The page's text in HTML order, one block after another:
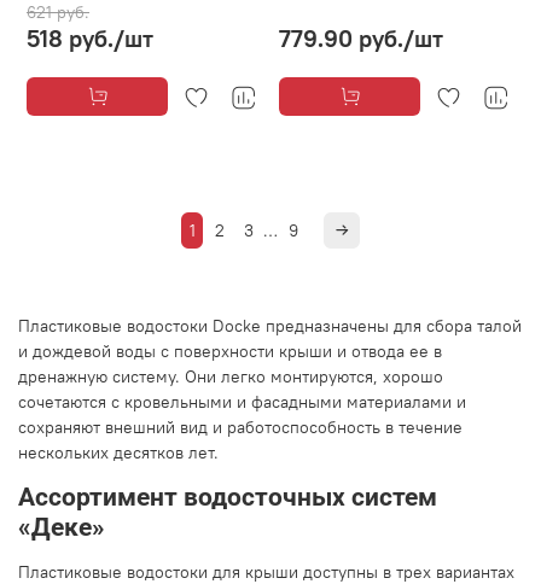
621 руб.
518 руб./шт 779.90 руб./шт
1 2 3 … 9
Пластиковые водостоки Docke предназначены для сбора талой
и дождевой воды с поверхности крыши и отвода ее в
дренажную систему. Они легко монтируются, хорошо
сочетаются с кровельными и фасадными материалами и
сохраняют внешний вид и работоспособность в течение
нескольких десятков лет.
Ассортимент водосточных систем
«Деке»
Пластиковые водостоки для крыши доступны в трех вариантах